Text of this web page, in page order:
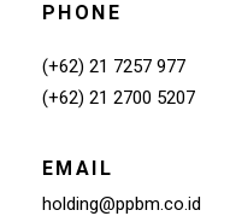
PHONE
(+62) 21 7257 977
(+62) 21 2700 5207
EMAIL
holding@ppbm.co.id